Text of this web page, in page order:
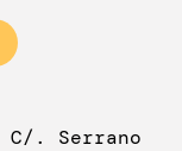
C/. Serrano